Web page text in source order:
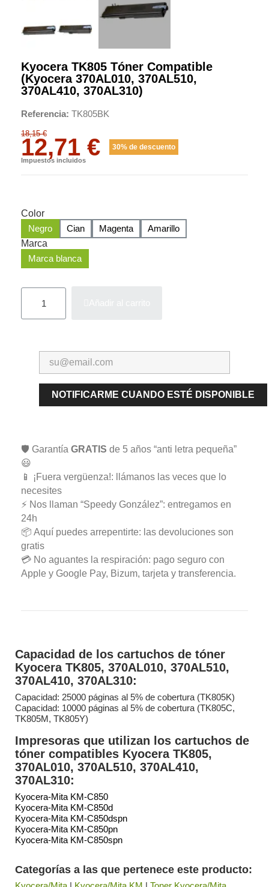
Kyocera TK805 Tóner Compatible
(Kyocera 370AL010, 370AL510,
370AL410, 370AL310)
Referencia TK805BK
18,15 €
12,71 € 30% de descuento
Impuestos incluidos
Color
Negro
Cian Magenta
Amarillo
Marca
Marca blanca
NOTIFICARME CUANDO ESTÉ DISPONIBLE
🛡️ Garantía GRATIS de 5 años “anti letra pequeña”
😃
📱 ¡Fuera vergüenza!: llámanos las veces que lo
necesites
⚡ Nos llaman “Speedy González”: entregamos en
24h
📦 Aquí puedes arrepentirte: las devoluciones son
gratis
💳 No aguantes la respiración: pago seguro con
Apple y Google Pay, Bizum, tarjeta y transferencia.
Capacidad de los cartuchos de tóner
Kyocera TK805, 370AL010, 370AL510,
370AL410, 370AL310:
Capacidad: 25000 páginas al 5% de cobertura (TK805K)
Capacidad: 10000 páginas al 5% de cobertura (TK805C,
TK805M, TK805Y)
Impresoras que utilizan los cartuchos de
tóner compatibles Kyocera TK805,
370AL010, 370AL510, 370AL410,
370AL310:
Kyocera-Mita KM-C850
Kyocera-Mita KM-C850d
Kyocera-Mita KM-C850dspn
Kyocera-Mita KM-C850pn
Kyocera-Mita KM-C850spn
Categorías a las que pertenece este producto: